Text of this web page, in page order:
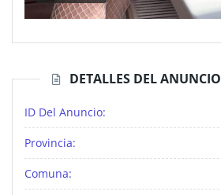
DETALLES DEL ANUNCIO
ID Del Anuncio:
Provincia:
Comuna: